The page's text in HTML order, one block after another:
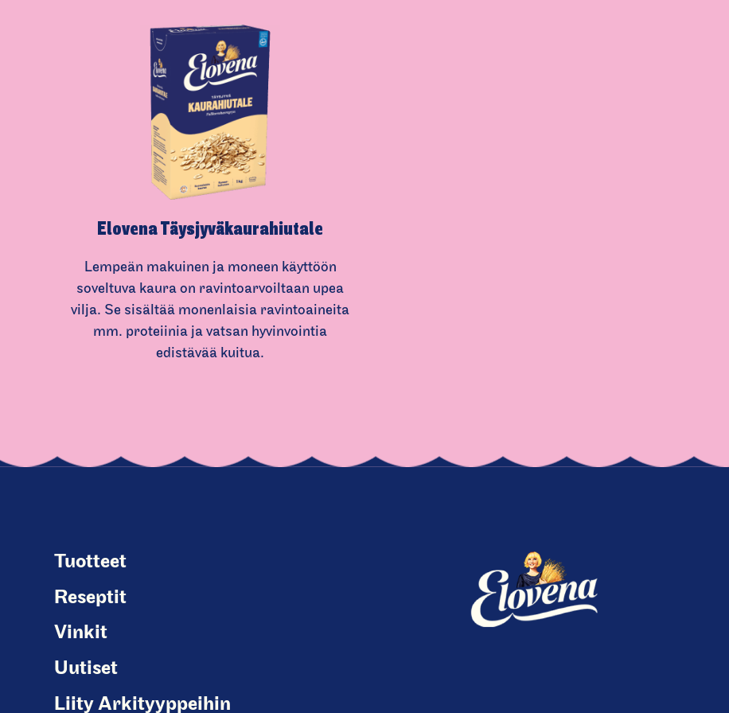
d
i
a
Elovena Täysjyväkau­ra­hiutale
Lempeän makuinen ja moneen käyttöön
soveltuva kaura on ravintoarvoiltaan upea
vilja. Se sisältää monenlaisia ravintoaineita
mm. proteiinia ja vatsan hyvinvointia
edistävää kuitua.
Tuotteet
Reseptit
Vinkit
Uutiset
Liity Arkityyppeihin